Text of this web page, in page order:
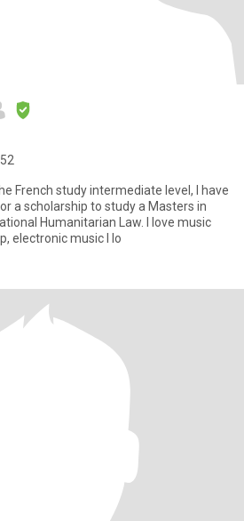
French study intermediate level, I have
a scholarship to study a Masters in
Law. I love music
electronic music I lo